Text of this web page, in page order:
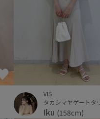
VIS
Iku (158cm)